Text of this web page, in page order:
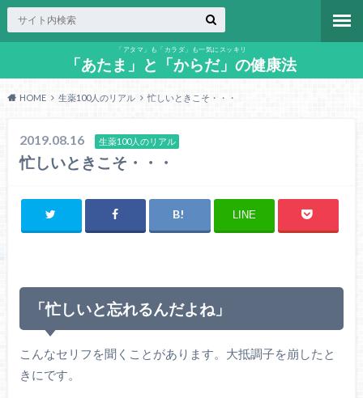
「アタマ」も「カラダ」も一気にスッキリ
「あたま」と「からだ」の健康法
HOME 生薬100人のリアル 忙しいときこそ・・・
2019.08.16 生薬100人のリアル
忙しいときこそ・・・
LINE
「忙しいと忘れるんだよね」
こんなセリフを聞くことがあります。大抵調子を崩したと
きにです。